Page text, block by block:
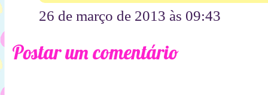
26 de março de 2013 às 09:43
Postar um comentário